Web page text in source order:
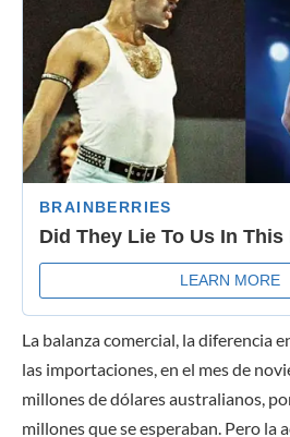
La balanza comercial, la diferencia
las importaciones, en el mes de
millones de dólares australianos,
millones que se esperaban. Pero la